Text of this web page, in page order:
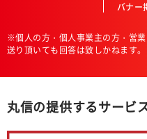
バナー
※個人の方・個人事業主の方・営
送り頂いても回答は致しかねます。
丸信の提供するサービ